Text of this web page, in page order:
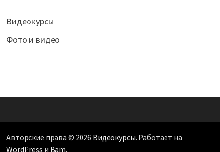
Видеокурсы
Фото и видео
Авторские права © 2026 Видеокурсы. Работает на
WordPress и Bam.